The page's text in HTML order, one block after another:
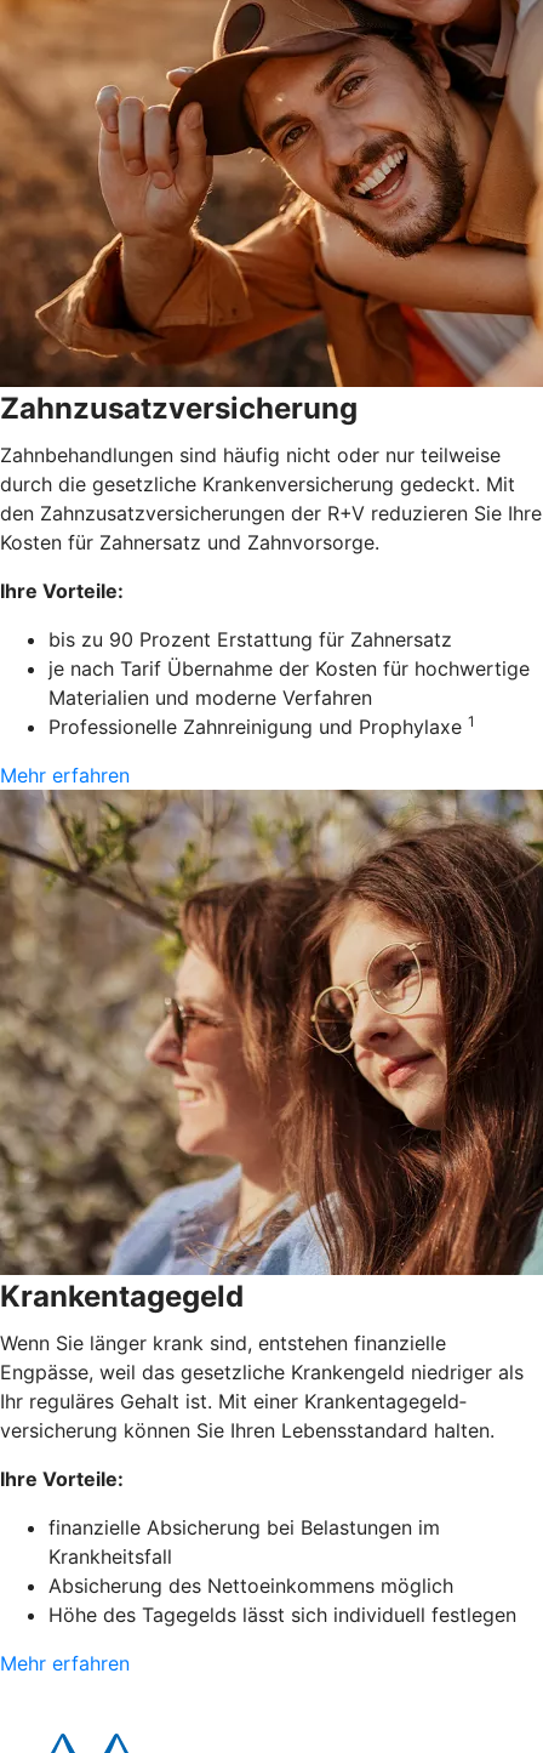
Zahnzusatzversicherung
Zahnbehandlungen sind häufig nicht oder nur teilweise
durch die gesetzliche Krankenversicherung gedeckt. Mit
den Zahnzusatzversicherungen der R+V reduzieren Sie Ihre
Kosten für Zahnersatz und Zahnvorsorge.
Ihre Vorteile:
bis zu 90 Prozent Erstattung für Zahnersatz
je nach Tarif Übernahme der Kosten für hochwertige
Materialien und moderne Verfahren
Professionelle Zahnreinigung und Prophylaxe 1
Mehr erfahren
Krankentagegeld
Wenn Sie länger krank sind, entstehen finanzielle
Engpässe, weil das gesetzliche Krankengeld niedriger als
Ihr reguläres Gehalt ist. Mit einer Krankentagegeld­
versicherung können Sie Ihren Lebensstandard halten.
Ihre Vorteile:
finanzielle Absicherung bei Belastungen im
Krankheitsfall
Absicherung des Nettoeinkommens möglich
Höhe des Tagegelds lässt sich individuell festlegen
Mehr erfahren